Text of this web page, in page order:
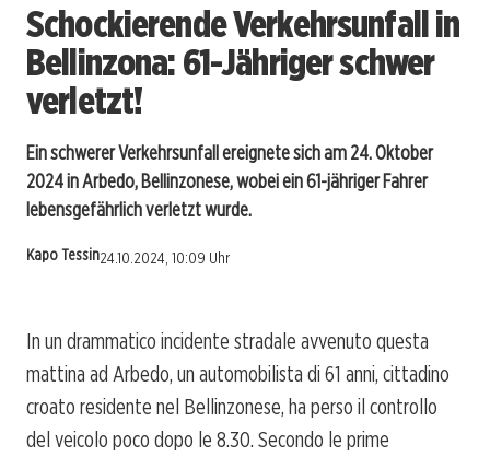
Schockierende Verkehrsunfall in
Bellinzona: 61-Jähriger schwer
verletzt!
Ein schwerer Verkehrsunfall ereignete sich am 24. Oktober
2024 in Arbedo, Bellinzonese, wobei ein 61-jähriger Fahrer
lebensgefährlich verletzt wurde.
Kapo Tessin24.10.2024, 10:09 Uhr
In un drammatico incidente stradale avvenuto questa
mattina ad Arbedo, un automobilista di 61 anni, cittadino
croato residente nel Bellinzonese, ha perso il controllo
del veicolo poco dopo le 8.30. Secondo le prime